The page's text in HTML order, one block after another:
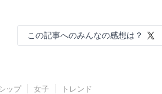
この記事へのみんなの感想は？
ップ 女子 トレンド